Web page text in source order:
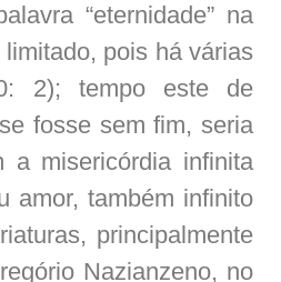
“eternidade” na
pois há várias
2); tempo este de
fosse sem fim, seria
a misericórdia infinita
amor, também infinito
principalmente
Nazianzeno, no